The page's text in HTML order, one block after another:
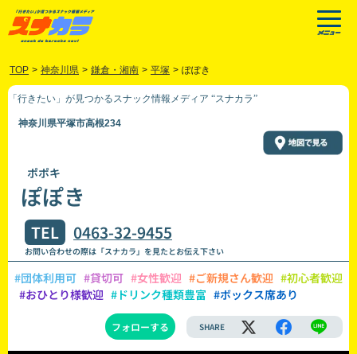
TOP > 神奈川県 > 鎌倉・湘南 > 平塚 > ぽぽき
「行きたい」が見つかるスナック情報メディア “スナカラ”
神奈川県平塚市高根234
ポポキ
ぽぽき
TEL 0463-32-9455
お問い合わせの際は「スナカラ」を見たとお伝え下さい
#団体利用可 #貸切可 #女性歓迎 #ご新規さん歓迎 #初心者歓迎
#おひとり様歓迎 #ドリンク種類豊富 #ボックス席あり
フォローする SHARE